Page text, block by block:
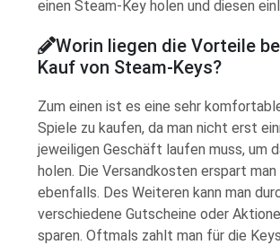
einen Steam-Key holen und diesen
Worin liegen die Vorteile
Kauf von Steam-Keys?
Zum einen ist es eine sehr
Spiele zu kaufen, da man nicht erst
jeweiligen Geschäft laufen muss, um
holen. Die Versandkosten erspart man
ebenfalls. Des Weiteren kann man
verschiedene Gutscheine oder
sparen. Oftmals zahlt man für die